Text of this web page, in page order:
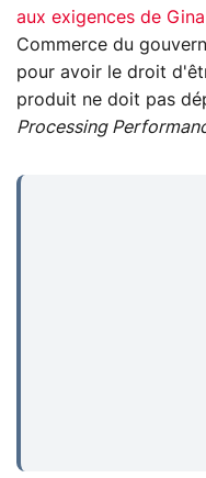
aux exigences de
Commerce du
pour avoir le droit
produit ne doit pas
Processing